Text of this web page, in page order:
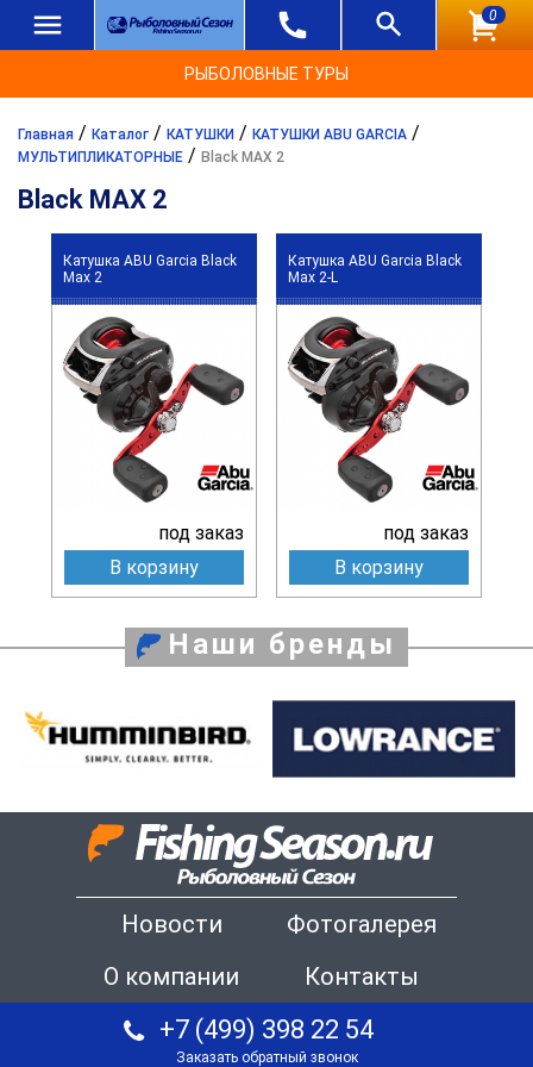
0
РЫБОЛОВНЫЕ ТУРЫ
Главная / Каталог / КАТУШКИ / КАТУШКИ ABU GARCIA /
МУЛЬТИПЛИКАТОРНЫЕ / Black MAX 2
Black MAX 2
Катушка ABU Garcia Black
Max 2
под заказ
В корзину
Катушка ABU Garcia Black
Max 2-L
под заказ
В корзину
Наши бренды
Новости
Фотогалерея
О компании
Контакты
+7 (499) 398 22 54
Заказать обратный звонок